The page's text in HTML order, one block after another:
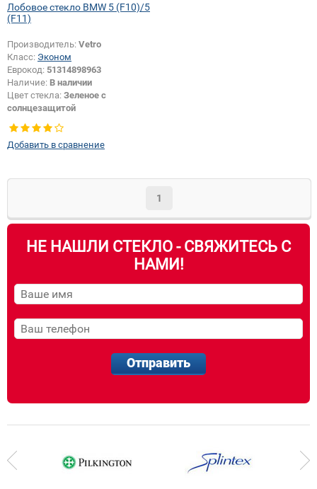
Лобовое стекло BMW 5 (F10)/5
(F11)
Производитель: Vetro
Класс: Эконом
Еврокод: 51314898963
Наличие: В наличии
Цвет стекла: Зеленое с
солнцезащитой
Добавить в сравнение
1
НЕ НАШЛИ СТЕКЛО - СВЯЖИТЕСЬ С
НАМИ!
Отправить